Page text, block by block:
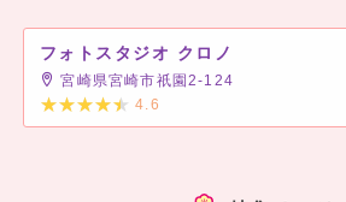
フォトスタジオ クロノ
宮崎県宮崎市祇園2-124
4.6